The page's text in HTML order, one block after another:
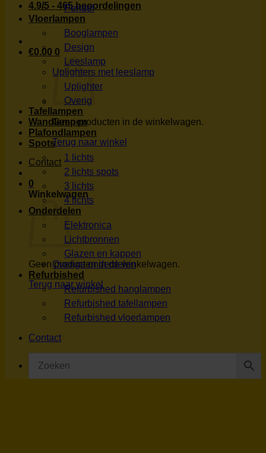
4.9/5 - 465 beoordelingen
€0.00 0
Geen producten in de winkelwagen.
Terug naar winkel
Contact
0
Winkelwagen
Geen producten in de winkelwagen.
Terug naar winkel
Pendel
Vloerlampen
Booglampen
Design
Leeslamp
Uplighters met leeslamp
Uplighter
Overig
Tafellampen
Wandlampen
Plafondlampen
Spots
1 lichts
2 lichts spots
3 lichts
4 lichts
Onderdelen
Elektronica
Lichtbronnen
Glazen en kappen
Overige onderdelen
Refurbished
Refurbished hanglampen
Refurbished tafellampen
Refurbished vloerlampen
Contact